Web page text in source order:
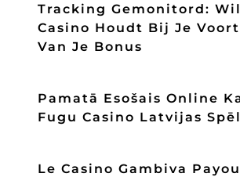
Tracking Gemonitord:
Casino Houdt Bij Je
Van Je Bonus
Pamatā Esošais Online
Fugu Casino Latvijas
Le Casino Gambiva